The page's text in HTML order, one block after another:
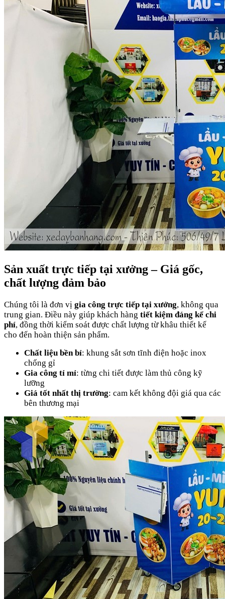
Sản xuất trực tiếp tại xưởng – Giá gốc,
chất lượng đảm bảo
Chúng tôi là đơn vị gia công trực tiếp tại xưởng, không qua
trung gian. Điều này giúp khách hàng tiết kiệm đáng kể chi
phí, đồng thời kiểm soát được chất lượng từ khâu thiết kế
cho đến hoàn thiện sản phẩm.
Chất liệu bền bỉ: khung sắt sơn tĩnh điện hoặc inox
chống gỉ
Gia công tỉ mỉ: từng chi tiết được làm thủ công kỹ
lưỡng
Giá tốt nhất thị trường: cam kết không đội giá qua các
bên thương mại